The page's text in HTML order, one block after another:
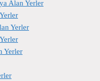
Alan Yerler
Yerler
Yerler